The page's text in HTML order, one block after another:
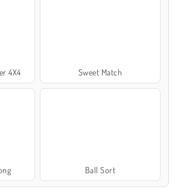
4X4 Sweet Match
Ball Sort